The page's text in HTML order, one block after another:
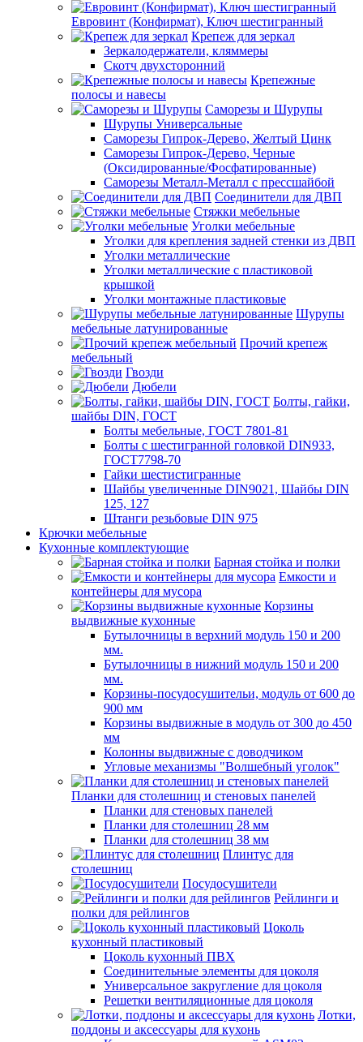
Евровинт (Конфирмат), Ключ шестигранный
Крепеж для зеркал
Зеркалодержатели, кляммеры
Скотч двухсторонний
Крепежные
полосы и навесы
Саморезы и Шурупы
Шурупы Универсальные
Саморезы Гипрок-Дерево, Желтый Цинк
Саморезы Гипрок-Дерево, Черные
(Оксидированные/Фосфатированные)
Саморезы Металл-Металл с прессшайбой
Соединители для ДВП
Стяжки мебельные
Уголки мебельные
Уголки для крепления задней стенки из ДВП
Уголки металлические
Уголки металлические с пластиковой
крышкой
Уголки монтажные пластиковые
Шурупы
мебельные латунированные
Прочий крепеж
мебельный
Гвозди
Дюбели
Болты, гайки,
шайбы DIN, ГОСТ
Болты мебельные, ГОСТ 7801-81
Болты с шестигранной головкой DIN933,
ГОСТ7798-70
Гайки шестистигранные
Шайбы увеличенные DIN9021, Шайбы DIN
125, 127
Штанги резьбовые DIN 975
Крючки мебельные
Кухонные комплектующие
Барная стойка и полки
Емкости и
контейнеры для мусора
Корзины
выдвижные кухонные
Бутылочницы в верхний модуль 150 и 200
мм.
Бутылочницы в нижний модуль 150 и 200
мм.
Корзины-посудосушительи, модуль от 600 до
900 мм
Корзины выдвижные в модуль от 300 до 450
мм
Колонны выдвижные с доводчиком
Угловые механизмы "Волшебный уголок"
Планки для столешниц и стеновых панелей
Планки для стеновых панелей
Планки для столешниц 28 мм
Планки для столешниц 38 мм
Плинтус для
столешниц
Посудосушители
Рейлинги и
полки для рейлингов
Цоколь
кухонный пластиковый
Цоколь кухонный ПВХ
Соединительные элементы для цоколя
Универсальное закругление для цоколя
Решетки вентиляционные для цоколя
Лотки,
поддоны и аксессуары для кухонь